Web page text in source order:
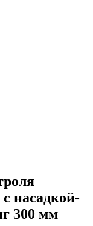
насадкой-
300 мм